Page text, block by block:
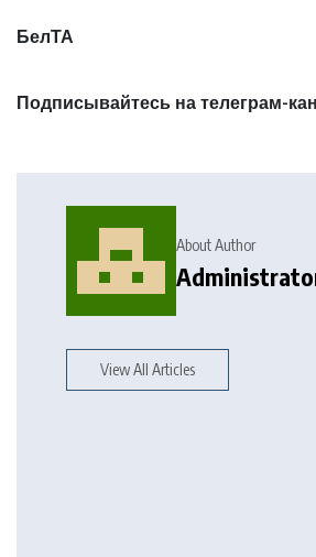
БелТА
Подписывайтесь на телеграм-
About Author
View All Articles